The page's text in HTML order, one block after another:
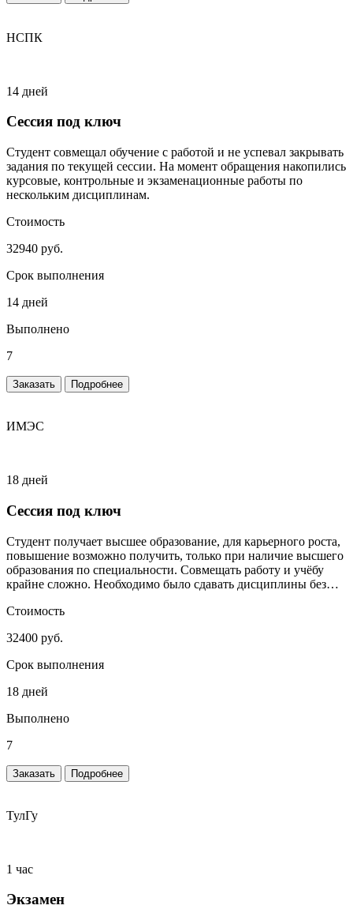
НСПК
14 дней
Сессия под ключ
Студент совмещал обучение с работой и не успевал закрывать
задания по текущей сессии. На момент обращения накопились
курсовые, контрольные и экзаменационные работы по
нескольким дисциплинам.
Стоимость
32940 руб.
Срок выполнения
14 дней
Выполнено
7
Заказать Подробнее
ИМЭС
18 дней
Сессия под ключ
Студент получает высшее образование, для карьерного роста,
повышение возможно получить, только при наличие высшего
образования по специальности. Совмещать работу и учёбу
крайне сложно. Необходимо было сдавать дисциплины без
Стоимость
32400 руб.
Срок выполнения
18 дней
Выполнено
7
Заказать Подробнее
ТулГу
1 час
Экзамен